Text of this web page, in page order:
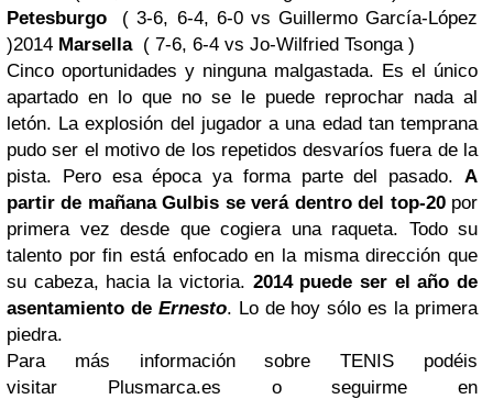
Petesburgo ( 3-6, 6-4, 6-0 vs Guillermo García-López
)2014 Marsella( 7-6, 6-4 vs Jo-Wilfried Tsonga )
Cinco oportunidades y ninguna malgastada. Es el único
apartado en lo que no se le puede reprochar nada al
letón. La explosión del jugador a una edad tan temprana
pudo ser el motivo de los repetidos desvaríos fuera de la
pista. Pero esa época ya forma parte del pasado. A
partir de mañana Gulbis se verá dentro del top-20 por
primera vez desde que cogiera una raqueta. Todo su
talento por fin está enfocado en la misma dirección que
su cabeza, hacia la victoria. 2014 puede ser el año de
asentamiento de Ernesto. Lo de hoy sólo es la primera
piedra.
Para más información sobre TENIS podéis
visitar Plusmarca.es o seguirme en